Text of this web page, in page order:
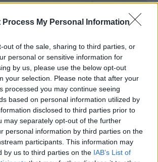
Process My Personal Information
out of the sale, sharing to third parties, or
personal or sensitive information for
by us, please use the below opt-out
your selection. Please note that after your
processed you may continue seeing
based on personal information utilized by
disclosed to third parties prior to
may separately opt-out of the further
personal information by third parties on the
participants. This information may
by us to third parties on the IAB’s List of
ulottuu nyt
– tältä näyttää